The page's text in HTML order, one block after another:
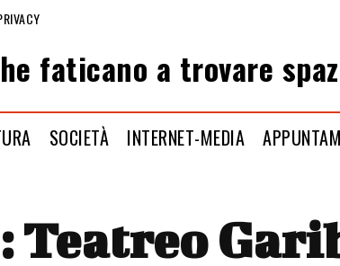
faticano a trovare
SOCIETÀ INTERNET-MEDIA
Teatreo